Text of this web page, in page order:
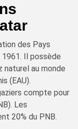
des Pays
Il possède
naturel au monde
(EAU).
compte pour
Les
20% du PNB.